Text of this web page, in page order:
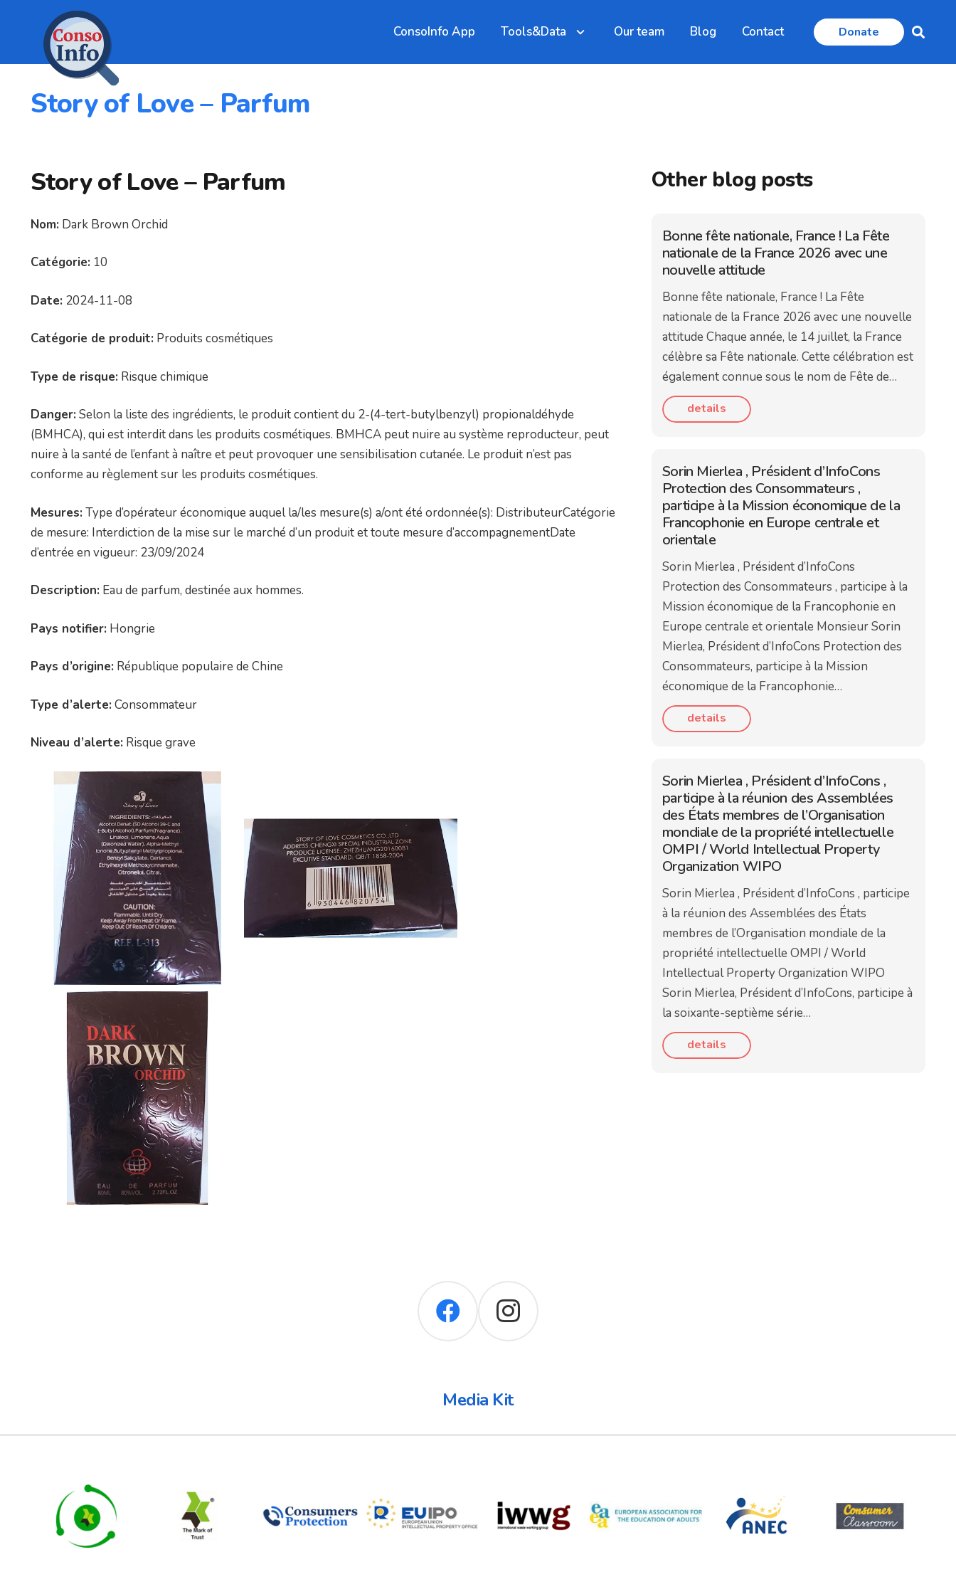
ConsoInfo App Tools&Data Our team Blog Contact Donate
Story of Love – Parfum
Story of Love – Parfum
Nom: Dark Brown Orchid
Catégorie: 10
Date: 2024-11-08
Catégorie de produit: Produits cosmétiques
Type de risque: Risque chimique
Danger: Selon la liste des ingrédients, le produit contient du 2-(4-tert-butylbenzyl) propionaldéhyde
(BMHCA), qui est interdit dans les produits cosmétiques. BMHCA peut nuire au système reproducteur, peut
nuire à la santé de l’enfant à naître et peut provoquer une sensibilisation cutanée. Le produit n’est pas
conforme au règlement sur les produits cosmétiques.
Mesures: Type d’opérateur économique auquel la/les mesure(s) a/ont été ordonnée(s): DistributeurCatégorie
de mesure: Interdiction de la mise sur le marché d’un produit et toute mesure d’accompagnementDate
d’entrée en vigueur: 23/09/2024
Description: Eau de parfum, destinée aux hommes.
Pays notifier: Hongrie
Pays d’origine: République populaire de Chine
Type d’alerte: Consommateur
Niveau d’alerte: Risque grave
Other blog posts
Bonne fête nationale, France ! La Fête
nationale de la France 2026 avec une
nouvelle attitude
Bonne fête nationale, France ! La Fête
nationale de la France 2026 avec une nouvelle
attitude Chaque année, le 14 juillet, la France
célèbre sa Fête nationale. Cette célébration est
également connue sous le nom de Fête de…
details
Sorin Mierlea , Président d’InfoCons
Protection des Consommateurs ,
participe à la Mission économique de la
Francophonie en Europe centrale et
orientale
Sorin Mierlea , Président d’InfoCons
Protection des Consommateurs , participe à la
Mission économique de la Francophonie en
Europe centrale et orientale Monsieur Sorin
Mierlea, Président d’InfoCons Protection des
Consommateurs, participe à la Mission
économique de la Francophonie…
details
Sorin Mierlea , Président d’InfoCons ,
participe à la réunion des Assemblées
des États membres de l’Organisation
mondiale de la propriété intellectuelle
OMPI / World Intellectual Property
Organization WIPO
Sorin Mierlea , Président d’InfoCons , participe
à la réunion des Assemblées des États
membres de l’Organisation mondiale de la
propriété intellectuelle OMPI / World
Intellectual Property Organization WIPO
Sorin Mierlea, Président d’InfoCons, participe à
la soixante-septième série…
details
Media Kit